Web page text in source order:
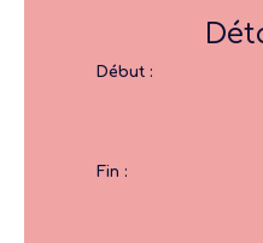
Début :
Fin :